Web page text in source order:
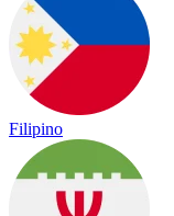
Filipino